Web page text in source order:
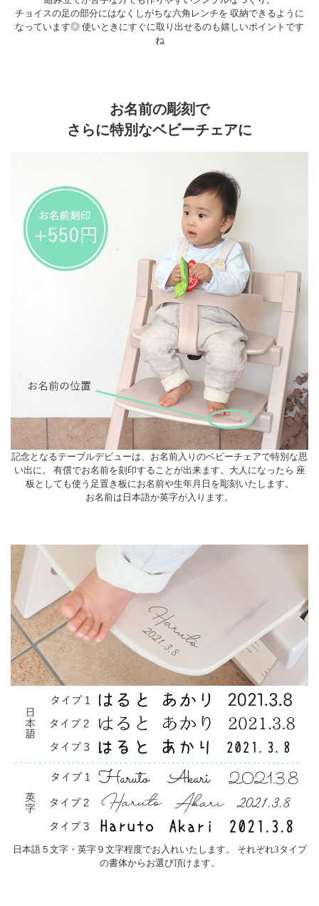
チョイスの足の部分にはなくしがちな六角レンチを 収納できるように
なっています◎ 使いときにすぐに取り出せるのも嬉しいポイントです
ね
お名前の彫刻で
さらに特別なベビーチェアに
記念となるテーブルデビューは、お名前入りのベビーチェアで特別な思
い出に。 有償でお名前を刻印することが出来ます。大人になったら 座
板としても使う足置き板にお名前や生年月日を彫刻いたします。
お名前は日本語か英字が入ります。
日本語５文字・英字９文字程度でお入れいたします。 それぞれ3タイプ
の書体からお選び頂けます。